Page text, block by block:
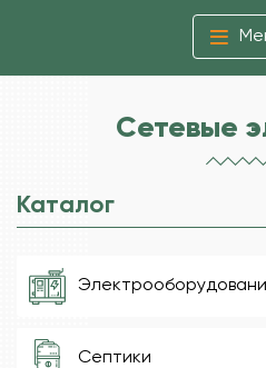
Сетевые
Каталог
Септики